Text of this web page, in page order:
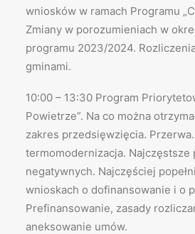
wniosków w ramach Programu
Zmiany w porozumieniach w
programu 2023/2024.
gminami.
10:00 – 13:30 Program
Powietrze”. Na co można
zakres przedsięwzięcia.
termomodernizacja. Najczęstsze
negatywnych. Najczęściej
wnioskach o dofinansowanie i o
Prefinansowanie, zasady
aneksowanie umów.